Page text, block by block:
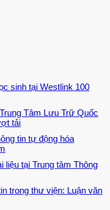
sinh tại Westlink 100
Tâm Lưu Trữ Quốc
tải
tin tự động hóa
liệu tại Trung tâm Thông
trong thư viện: Luận văn